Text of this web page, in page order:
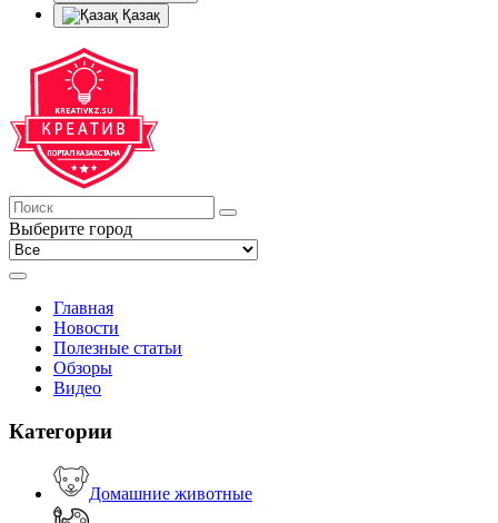
Қазақ
Выберите город
Главная
Новости
Полезные статьи
Обзоры
Видео
Категории
Домашние животные